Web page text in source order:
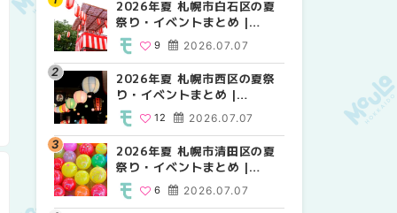
2026年夏 札幌市白石区の夏
祭り・イベントまとめ |
MouLa HOKKAIDO
2026.07.07
9
2026年夏 札幌市西区の夏祭
り・イベントまとめ |
MouLa HOKKAIDO
2026.07.07
12
2026年夏 札幌市清田区の夏
祭り・イベントまとめ |
MouLa HOKKAIDO
2026.07.07
6
2026年夏 札幌市西区の夏祭
り・イベントまとめ |
12
【2026年最新】札幌のおすす
めビアガーデン｜オープン日
順に徹底紹介！大通公園から
穴場テラスまで | MouLa
HOKKAIDO
24
2026年夏 札幌市白石区の夏
祭り・イベントまとめ |
9
【2026年最新】札幌のおすす
めビアガーデン｜オープン日
穴場テラスまで | MouLa
HOKKAIDO
24
2026年夏 札幌市北区の夏祭
り・イベントまとめ |
9
2026年夏 札幌市白石区の夏
祭り・イベントまとめ |
9